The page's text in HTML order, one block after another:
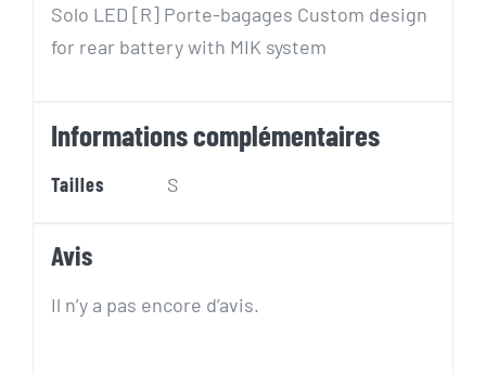
Solo LED [R] Porte-bagages Custom design
for rear battery with MIK system
Informations complémentaires
Tailles S
Avis
Il n’y a pas encore d’avis.